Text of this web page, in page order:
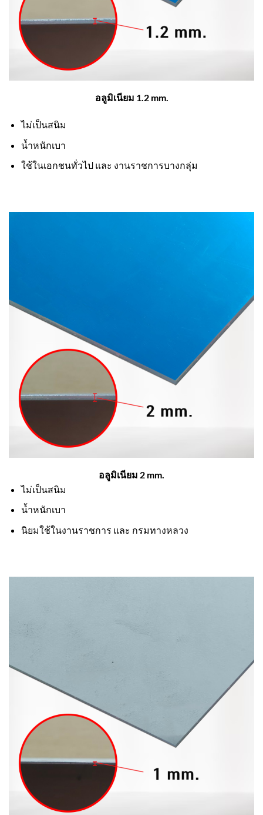
อลูมิเนียม 1.2 mm.
ไม่เป็นสนิม
น้ำหนักเบา
ใช้ในเอกชนทั่วไป และ งานราชการบางกลุ่ม
อลูมิเนียม 2 mm.
ไม่เป็นสนิม
น้ำหนักเบา
นิยมใช้ในงานราชการ และ กรมทางหลวง